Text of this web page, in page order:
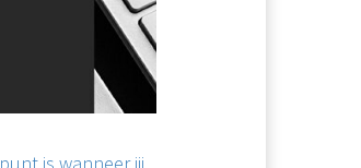
is wanneer jij